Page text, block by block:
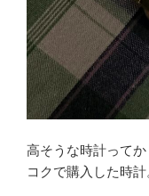
高そうな時計って
コクで購入した時計